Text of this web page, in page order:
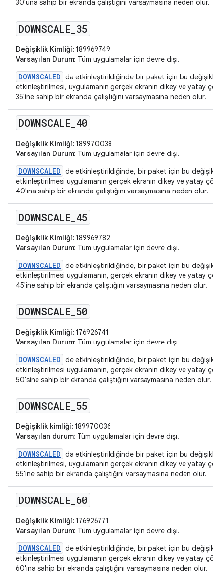
30'una sahip bir ekranda çalıştığını varsaymasına neden olur.
DOWNSCALE 35
Değişiklik Kimliği: 189969749
Varsayılan Durum: Tüm uygulamalar için devre dışı.
DOWNSCALED da etkinleştirildiğinde bir paket için bu
etkinleştirilmesi, uygulamanın gerçek ekranın dikey ve yatay
35'ine sahip bir ekranda çalıştığını varsaymasına neden olur.
DOWNSCALE 40
Değişiklik Kimliği: 189970038
Varsayılan Durum: Tüm uygulamalar için devre dışı.
DOWNSCALED de etkinleştirildiğinde, bir paket için bu
etkinleştirilmesi uygulamanın gerçek ekranın dikey ve yatay
40'ına sahip bir ekranda çalıştığını varsaymasına neden olur.
DOWNSCALE 45
Değişiklik Kimliği: 189969782
Varsayılan Durum: Tüm uygulamalar için devre dışı.
DOWNSCALED de etkinleştirildiğinde, bir paket için bu
etkinleştirilmesi uygulamanın, gerçek ekranın dikey ve yatay
45'ine sahip bir ekranda çalıştığını varsaymasına neden olur.
DOWNSCALE 50
Değişiklik Kimliği: 176926741
Varsayılan Durum: Tüm uygulamalar için devre dışı.
DOWNSCALED de etkinleştirildiğinde, bir paket için bu
etkinleştirilmesi uygulamanın, gerçek ekranın dikey ve yatay
50'sine sahip bir ekranda çalıştığını varsaymasına neden olur.
DOWNSCALE 55
Değişiklik kimliği: 189970036
Varsayılan durum: Tüm uygulamalar için devre dışı.
DOWNSCALED da etkinleştirildiğinde bir paket için bu
etkinleştirilmesi, uygulamanın gerçek ekranın dikey ve yatay
55'ine sahip bir ekranda çalıştığını varsaymasına neden olur.
DOWNSCALE 60
Değişiklik Kimliği: 176926771
Varsayılan Durum: Tüm uygulamalar için devre dışı.
DOWNSCALED de etkinleştirildiğinde, bir paket için bu
etkinleştirilmesi uygulamanın gerçek ekranın dikey ve yatay
60'ına sahip bir ekranda çalıştığını varsaymasına neden olur.